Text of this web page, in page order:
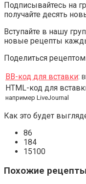
Подписывайтесь на
получайте десять
Вступайте в нашу
новые рецепты
Поделиться
BB-код для вставки:
HTML-код для
например LiveJournal
Как это будет
86
184
15100
Похожие рецепты